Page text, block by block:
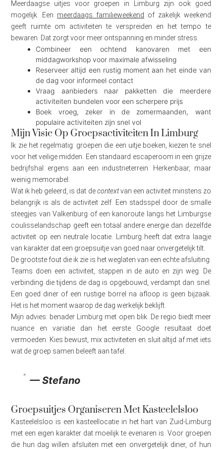
Meerdaagse uitjes voor groepen in Limburg zijn ook goed
mogelijk. Een meerdaags familieweekend
of zakelijk weekend
geeft ruimte om activiteiten te verspreiden en het tempo te
bewaren. Dat zorgt voor meer ontspanning en minder stress.
Combineer een ochtend kanovaren met een
middagworkshop voor maximale afwisseling
Reserveer altijd een rustig moment aan het einde van
de dag voor informeel contact
Vraag aanbieders naar pakketten die meerdere
activiteiten bundelen voor een scherpere prijs
Boek vroeg, zeker in de zomermaanden, want
populaire activiteiten zijn snel vol
Mijn Visie Op Groepsactiviteiten In Limburg
Ik zie het regelmatig: groepen die een uitje boeken, kiezen te snel
voor het veilige midden. Een standaard escaperoom in een grijze
bedrijfshal ergens aan een industrieterrein. Herkenbaar, maar
weinig memorabel.
Wat ik heb geleerd, is dat decontextvan een activiteit minstens zo
belangrijk is als de activiteit zelf. Een stadsspel door de smalle
steegjes van Valkenburg of een kanoroute langs het Limburgse
coulisselandschap geeft een totaal andere energie dan dezelfde
activiteit op een neutrale locatie. Limburg heeft dat extra laagje
van karakter dat een groepsuitje van goed naar onvergetelijk tilt.
De grootste fout die ik zie is het weglaten van een echte afsluiting.
Teams doen een activiteit, stappen in de auto en zijn weg. De
verbinding die tijdens de dag is opgebouwd, verdampt dan snel.
Een goed diner of een rustige borrel na afloop is geen bijzaak.
Het is het moment waarop de dag werkelijk beklijft.
Mijn advies: benader Limburg met open blik. De regio biedt meer
nuance en variatie dan het eerste Google resultaat doet
vermoeden. Kies bewust, mix activiteiten en sluit altijd af met iets
wat de groep samen beleeft aan tafel.
— Stefano
Groepsuitjes Organiseren Met Kasteelelsloo
Kasteelelsloo is een kasteellocatie in het hart van Zuid-Limburg
met een eigen karakter dat moeilijk te evenaren is. Voor groepen
die hun dag willen afsluiten met een onvergetelijk diner, of hun